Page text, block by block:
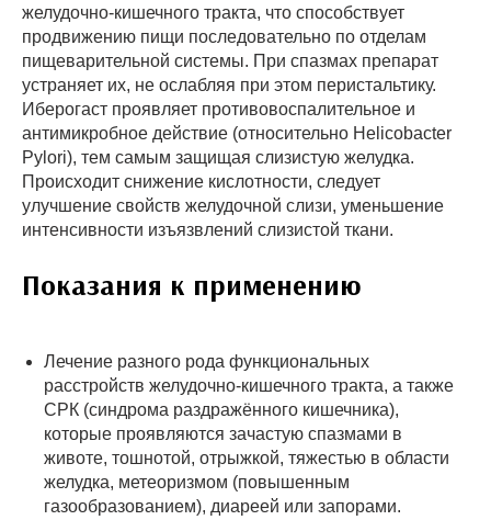
желудочно-кишечного тракта, что способствует
продвижению пищи последовательно по отделам
пищеварительной системы. При спазмах препарат
устраняет их, не ослабляя при этом перистальтику.
Иберогаст проявляет противовоспалительное и
антимикробное действие (относительно Helicobacter
Pylori), тем самым защищая слизистую желудка.
Происходит снижение кислотности, следует
улучшение свойств желудочной слизи, уменьшение
интенсивности изъязвлений слизистой ткани.
Показания к применению
Лечение разного рода функциональных
расстройств желудочно-кишечного тракта, а также
СРК (синдрома раздражённого кишечника),
которые проявляются зачастую спазмами в
животе, тошнотой, отрыжкой, тяжестью в области
желудка, метеоризмом (повышенным
газообразованием), диареей или запорами.